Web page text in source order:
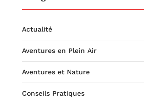
Actualité
Aventures en Plein Air
Aventures et Nature
Conseils Pratiques